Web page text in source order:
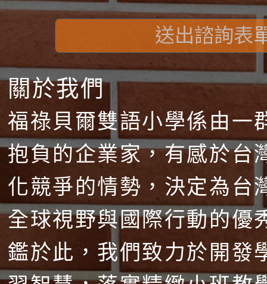
送出諮詢表
關於我們
福祿貝爾雙語小學係由一
抱負的企業家，有感於台
化競爭的情勢，決定為台
全球視野與國際行動的優
鑑於此，我們致力於開發